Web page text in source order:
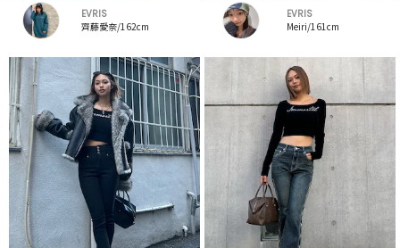
EVRIS
齊藤愛奈/162cm
EVRIS
Meiri/161cm